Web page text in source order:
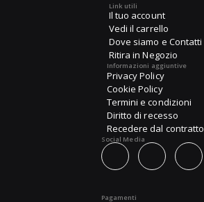
Link utili
Il tuo account
Vedi il carrello
Dove siamo e Contatti
Ritira in Negozio
Informazioni aggiuntive
Privacy Policy
Cookie Policy
Termini e condizioni
Diritto di recesso
Recedere dal contratto
Social Media
Pagamenti